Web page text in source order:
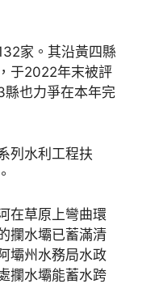
家。其沿黃四縣
于2022年末被評
縣也力爭在本年完
列水利工程扶
在草原上彎曲環
攔水壩已蓄滿清
壩州水務局水政
攔水壩能蓄水跨